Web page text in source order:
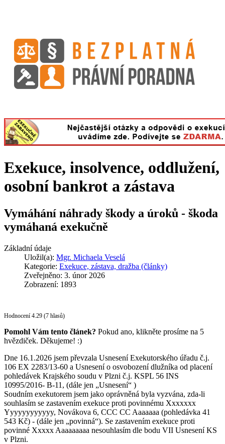
Exekuce, insolvence, oddlužení,
osobní bankrot a zástava
Vymáhání náhrady škody a úroků - škoda
vymáhaná exekučně
Základní údaje
Uložil(a): Mgr. Michaela Veselá
Kategorie: Exekuce, zástava, dražba (články)
Zveřejněno: 3. únor 2026
Zobrazení: 1893
Hodnocení 4.29 (7 hlasů)
Pomohl Vám tento článek? Pokud ano, klikněte prosíme na 5
hvězdiček. Děkujeme! :)
Dne 16.1.2026 jsem převzala Usnesení Exekutorského úřadu č.j.
106 EX 2283/13-60 a Usnesení o osvobození dlužníka od placení
pohledávek Krajského soudu v Plzni č.j. KSPL 56 INS
10995/2016- B-11, (dále jen „Usnesení“ )
Soudním exekutorem jsem jako oprávněná byla vyzvána, zda-li
souhlasím se zastavením exekuce proti povinnému Xxxxxxx
Yyyyyyyyyyyy, Novákova 6, CCC CC Aaaaaaa (pohledávka 41
543 Kč) - (dále jen „povinná“). Se zastavením exekuce proti
povinné Xxxxx Aaaaaaaaa nesouhlasím dle bodu VII Usnesení KS
v Plzni.